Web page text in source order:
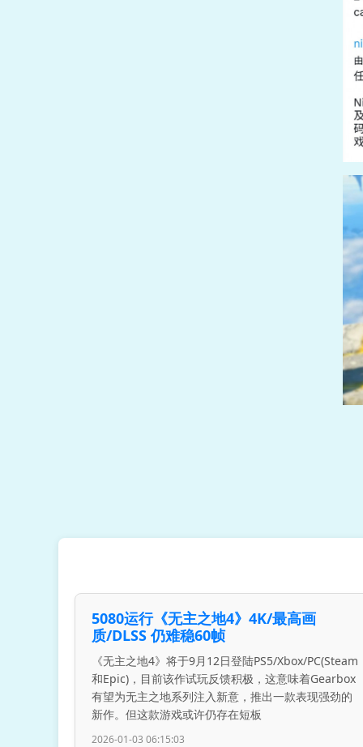
5080运行《无主之地4》4K/最高画
质/DLSS 仍难稳60帧
《无主之地4》将于9月12日登陆PS5/Xbox/PC(Steam
和Epic)，目前该作试玩反馈积极，这意味着Gearbox
有望为无主之地系列注入新意，推出一款表现强劲的
新作。但这款游戏或许仍存在短板
2026-01-03 06:15:03